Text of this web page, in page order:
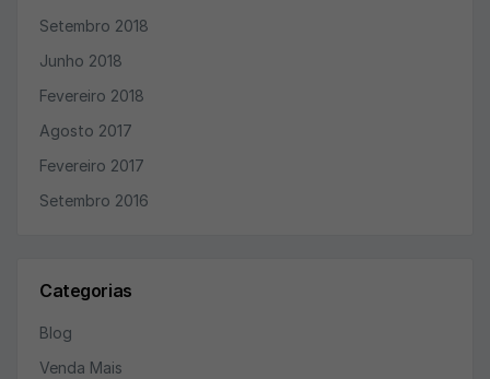
Setembro 2018
Junho 2018
Fevereiro 2018
Agosto 2017
Fevereiro 2017
Setembro 2016
Categorias
Blog
Venda Mais